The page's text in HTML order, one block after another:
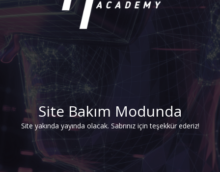
Site Bakım Modunda
Site yakında yayında olacak. Sabrınız için teşekkür ederiz!